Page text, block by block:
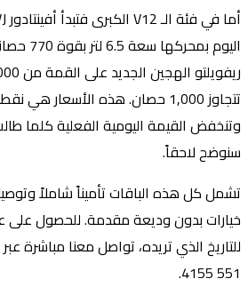
اليوم
تتجاوز 1,000 حصان. هذه الأسعار هي
وتنخفض القيمة اليومية الفعلية كلما
سنوضح لاحقاً.
تشمل كل هذه الباقات تأميناً شاملاً
خيارات بدون وديعة مقدمة. للحصول
551 4155.